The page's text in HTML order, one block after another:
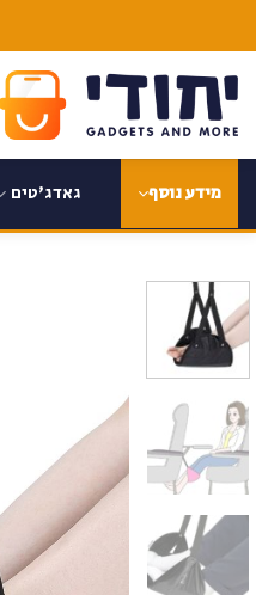
content
מידע נוסף גאדג'טים